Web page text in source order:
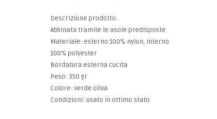
Descrizione prodotto:
Abbinata tramite le asole predisposte
Materiale: esterno 100% nylon, interno
100% polyester
Bordatura esterna cucita
Peso: 350 gr
Colore: verde oliva
Condizioni: usato in ottimo stato